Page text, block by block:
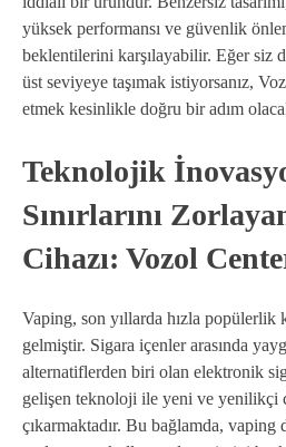
yüksek performansı ve güvenlik
beklentilerini karşılayabilir. Eğer siz
üst seviyeye taşımak istiyorsanız,
etmek kesinlikle doğru bir adım
Teknolojik
Sınırlarını
Cihazı: Vozol
Vaping, son yıllarda hızla popülerlik
gelmiştir. Sigara içenler arasında
alternatiflerden biri olan elektronik
gelişen teknoloji ile yeni ve yenilikçi
çıkarmaktadır. Bu bağlamda, vaping